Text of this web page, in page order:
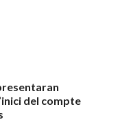
del compte